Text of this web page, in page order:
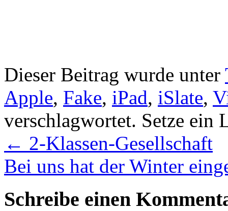
Dieser Beitrag wurde unter
Apple, Fake, iPad, iSlate,
verschlagwortet. Setze ein
← 2-Klassen-Gesellschaft
Bei uns hat der Winter
Schreibe einen